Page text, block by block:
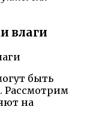
влаги
быть
Рассмотрим
на